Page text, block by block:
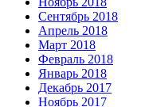
Сентябрь 2018
Апрель 2018
Март 2018
Февраль 2018
Январь 2018
Декабрь 2017
Ноябрь 2017